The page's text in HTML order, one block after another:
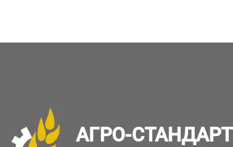
АГРО-СТАНДАРТ